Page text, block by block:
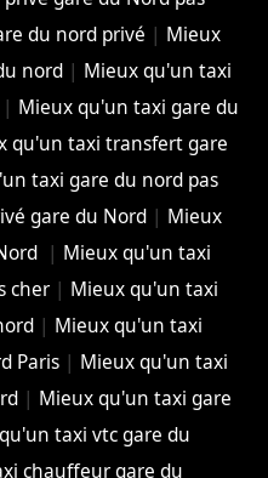
du nord privé | Mieux
nord | Mieux qu'un taxi
Mieux qu'un taxi gare du
qu'un taxi transfert gare
taxi gare du nord pas
gare du Nord | Mieux
| Mieux qu'un taxi
cher| Mieux qu'un taxi
| Mieux qu'un taxi
Paris| Mieux qu'un taxi
| Mieux qu'un taxi gare
taxi vtc gare du
chauffeur gare du